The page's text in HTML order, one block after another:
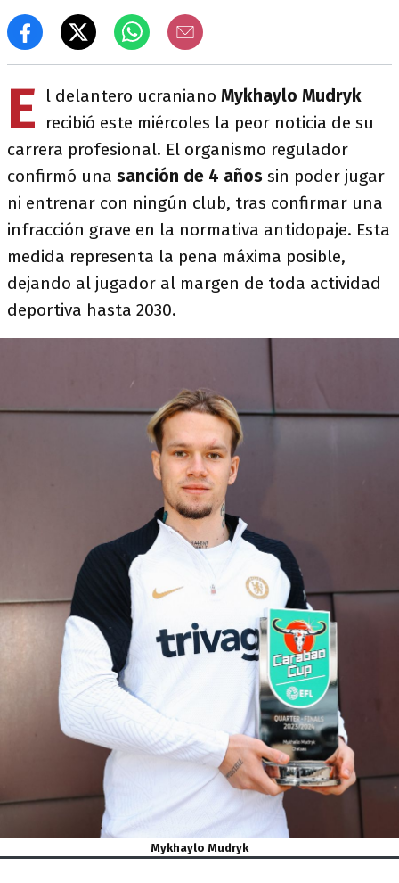
E l delantero ucraniano Mykhaylo Mudryk
recibió este miércoles la peor noticia de su
carrera profesional. El organismo regulador
confirmó una sanción de 4 años sin poder jugar
ni entrenar con ningún club, tras confirmar una
infracción grave en la normativa antidopaje. Esta
medida representa la pena máxima posible,
dejando al jugador al margen de toda actividad
deportiva hasta 2030.
Mykhaylo Mudryk